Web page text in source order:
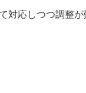
対応しつつ調整